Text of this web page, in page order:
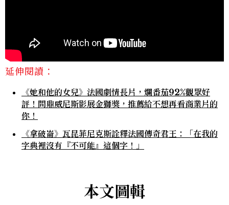
延伸閱讀：
《她和他的女兒》法國劇情長片，爛番茄92%觀眾好
評！問鼎威尼斯影展金獅獎，推薦給不想再看商業片的
你！
《拿破崙》瓦昆菲尼克斯詮釋法國傳奇君王：「在我的
字典裡沒有『不可能』這個字！」
本文圖輯